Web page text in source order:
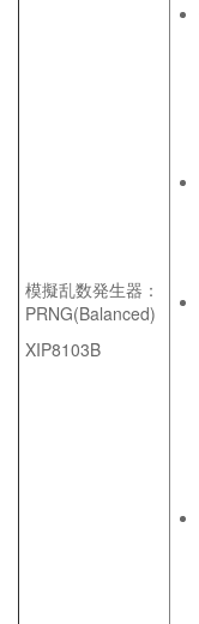
模擬乱数発生器：
PRNG(Balanced)
XIP8103B